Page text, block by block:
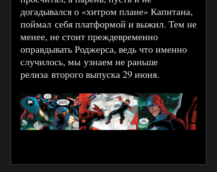
догадывался о «хитром плане» Капитана,
поймал себя платформой и выжил. Тем не
менее, не стоит преждевременно
оправдывать Роджерса, ведь что именно
случилось, мы узнаем не раньше
релиза второго выпуска 29 июня.